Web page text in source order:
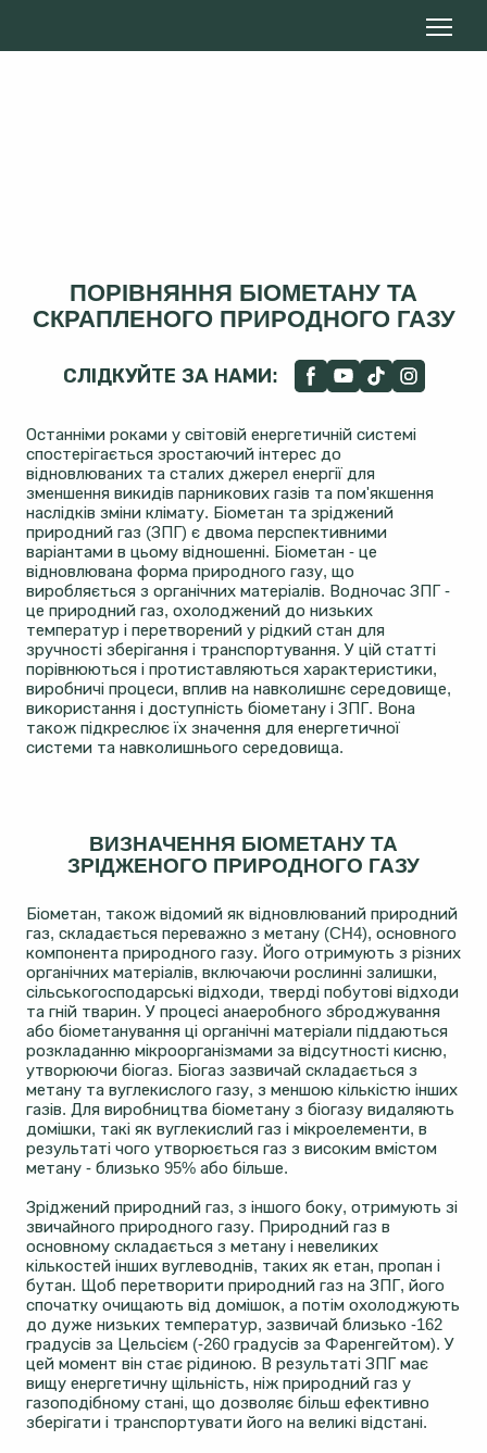
ПОРІВНЯННЯ БІОМЕТАНУ ТА
СКРАПЛЕНОГО ПРИРОДНОГО ГАЗУ
СЛІДКУЙТЕ ЗА НАМИ:
Останніми роками у світовій енергетичній системі
спостерігається зростаючий інтерес до
відновлюваних та сталих джерел енергії для
зменшення викидів парникових газів та пом'якшення
наслідків зміни клімату. Біометан та зріджений
природний газ (ЗПГ) є двома перспективними
варіантами в цьому відношенні. Біометан - це
відновлювана форма природного газу, що
виробляється з органічних матеріалів. Водночас ЗПГ -
це природний газ, охолоджений до низьких
температур і перетворений у рідкий стан для
зручності зберігання і транспортування. У цій статті
порівнюються і протиставляються характеристики,
виробничі процеси, вплив на навколишнє середовище,
використання і доступність біометану і ЗПГ. Вона
також підкреслює їх значення для енергетичної
системи та навколишнього середовища.
ВИЗНАЧЕННЯ БІОМЕТАНУ ТА
ЗРІДЖЕНОГО ПРИРОДНОГО ГАЗУ
Біометан, також відомий як відновлюваний природний
газ, складається переважно з метану (CH4), основного
компонента природного газу. Його отримують з різних
органічних матеріалів, включаючи рослинні залишки,
сільськогосподарські відходи, тверді побутові відходи
та гній тварин. У процесі анаеробного зброджування
або біометанування ці органічні матеріали піддаються
розкладанню мікроорганізмами за відсутності кисню,
утворюючи біогаз. Біогаз зазвичай складається з
метану та вуглекислого газу, з меншою кількістю інших
газів. Для виробництва біометану з біогазу видаляють
домішки, такі як вуглекислий газ і мікроелементи, в
результаті чого утворюється газ з високим вмістом
метану - близько 95% або більше.
Зріджений природний газ, з іншого боку, отримують зі
звичайного природного газу. Природний газ в
основному складається з метану і невеликих
кількостей інших вуглеводнів, таких як етан, пропан і
бутан. Щоб перетворити природний газ на ЗПГ, його
спочатку очищають від домішок, а потім охолоджують
до дуже низьких температур, зазвичай близько -162
градусів за Цельсієм (-260 градусів за Фаренгейтом). У
цей момент він стає рідиною. В результаті ЗПГ має
вищу енергетичну щільність, ніж природний газ у
газоподібному стані, що дозволяє більш ефективно
зберігати і транспортувати його на великі відстані.